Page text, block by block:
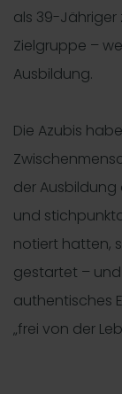
als 39-Jähriger
Zielgruppe –
Ausbildung.
Die Azubis
der Ausbildung
und
notiert hatten,
gestartet –
authentisches
„frei von der